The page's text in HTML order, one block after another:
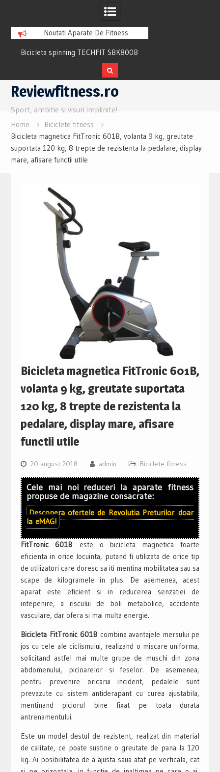
Noutati Aparate De Fitness
Bicicleta spinning TECHFIT SBK800B
Review si Pareri utile
Skip
content
Reviewfitness.ro
Sport, ambitie si visuri implinite!
Home
Biciclete fitness
Bicicleta magnetica FitTronic 601B, volanta 9 kg, greutate
suportata 120 kg, 8 trepte de rezistenta la pedalare, display
mare, afisare functii utile
Bicicleta magnetica FitTronic 601B,
volanta 9 kg, greutate suportata
120 kg, 8 trepte de rezistenta la
pedalare, display mare, afisare
functii utile
20 august 2018 admin Biciclete fitness
Cele mai noi reduceri la aparate fitness
propuse de magazine consacrate:
Descopera ofertele de Revolutia Preturilor doar
la eMAG!
FitTronic 601B este o bicicleta magnetica foarte
eficienta in orice locuinta, putand fi utilizata de orice tip
de utilizatori care doresc sa iti mentina mobilitatea sau sa
scape de kilogramele in plus. De asemenea, acest
aparat este eficient si in reducerea senzatiei de
intepenire, a riscului de boli metabolice, accidente
vasculare, dar ofera si mai multa energie.
Bicicleta FitTronic 601B combina avantajele mersului pe
jos cu cele ale ciclismului, realizand o miscare uniforma,
solicitand astfel mai multe grupe de muschi din zona
abdomenului, picioarelor si feselor. De asemenea,
pentru prevenire oricarui incident, pedalele sunt
prevazute cu sistem antiderapant cu curea ajustabila,
mentinand piciorul bine fixat pe toata durata
antrenamentului.
Este un model destul de rezistent, realizat din material
de calitate, ce poate sustine o greutate de pana la 120
kg. Ai posibilitatea de a ajusta saua atat pe verticala, cat